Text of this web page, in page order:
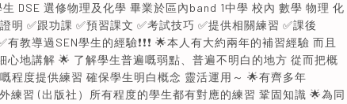
DSE 選修物理及化學 畢業於區內band 1中學 校內 數學 物理 化
明 ✅跟功課 ✅預習課文 ✅考試技巧 ✅提供相關練習 ✅課後
教導過SEN學生的經驗❗️❗️❗️ 🌟本人有大約兩年的補習經驗 而且
心地講解 🌟 了解學生普遍嘅弱點、普遍不明白的地方 從而把概
程度提供練習 確保學生明白概念 靈活運用～ 🌟有齊多年
練習 (出版社）所有程度的學生都有對應的練習 鞏固知識 🌟為同